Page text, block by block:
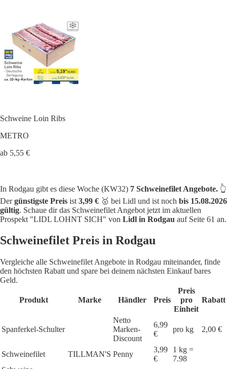
Schweine Loin Ribs
METRO
ab 5,55 €
In Rodgau gibt es diese Woche (KW32) 7 Schweinefilet Angebote. 👆
Dergünstigste Preis ist 3,99 € 🥇 bei Lidl und ist noch bis 15.08.2026
gültig. Schaue dir das Schweinefilet Angebot jetzt im aktuellen
Prospekt "LIDL LOHNT SICH" von Lidl in Rodgau auf Seite 61 an.
Schweinefilet Preis in Rodgau
Vergleiche alle Schweinefilet Angebote in Rodgau miteinander, finde
den höchsten Rabatt und spare bei deinem nächsten Einkauf bares
Geld.
Produkt Marke Händler Preis
Preis
pro
Einheit
Rabatt
Spanferkel-Schulter
Netto
Marken-
Discount
6,99
€
pro kg 2,00 €
Schweinefilet TILLMAN'S Penny
3,99
€
1 kg =
7.98